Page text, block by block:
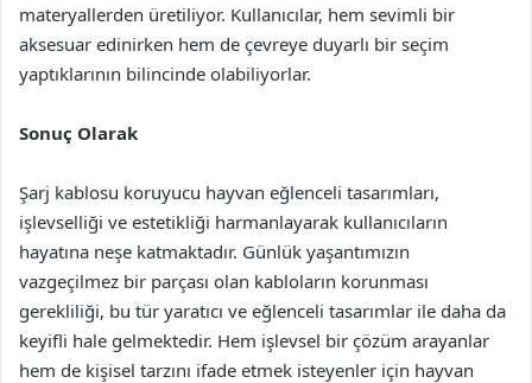
materyallerden üretiliyor. Kullanıcılar, hem sevimli bir
aksesuar edinirken hem de çevreye duyarlı bir seçim
yaptıklarının bilincinde olabiliyorlar.
Sonuç Olarak
Şarj kablosu koruyucu hayvan eğlenceli tasarımları,
işlevselliği ve estetikliği harmanlayarak kullanıcıların
hayatına neşe katmaktadır. Günlük yaşantımızın
vazgeçilmez bir parçası olan kabloların korunması
gerekliliği, bu tür yaratıcı ve eğlenceli tasarımlar ile daha da
keyifli hale gelmektedir. Hem işlevsel bir çözüm arayanlar
hem de kişisel tarzını ifade etmek isteyenler için hayvan